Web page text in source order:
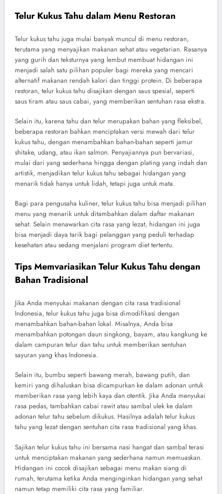
Telur Kukus Tahu dalam Menu Restoran
Telur kukus tahu juga mulai banyak muncul di menu restoran,
terutama yang menyajikan makanan sehat atau vegetarian. Rasanya
yang gurih dan teksturnya yang lembut membuat hidangan ini
menjadi salah satu pilihan populer bagi mereka yang mencari
alternatif makanan rendah kalori dan tinggi protein. Di beberapa
restoran, telur kukus tahu disajikan dengan saus spesial, seperti
saus tiram atau saus cabai, yang memberikan sentuhan rasa ekstra.
Selain itu, karena tahu dan telur merupakan bahan yang fleksibel,
beberapa restoran bahkan menciptakan versi mewah dari telur
kukus tahu, dengan menambahkan bahan-bahan seperti jamur
shitake, udang, atau ikan salmon. Penyajiannya pun bervariasi,
mulai dari yang sederhana hingga dengan plating yang indah dan
artistik, menjadikan telur kukus tahu sebagai hidangan yang
menarik tidak hanya untuk lidah, tetapi juga untuk mata.
Bagi para pengusaha kuliner, telur kukus tahu bisa menjadi pilihan
menu yang menarik untuk ditambahkan dalam daftar makanan
sehat. Selain menawarkan cita rasa yang lezat, hidangan ini juga
bisa menjadi daya tarik bagi pelanggan yang peduli terhadap
kesehatan atau sedang menjalani program diet tertentu.
Tips Memvariasikan Telur Kukus Tahu dengan
Bahan Tradisional
Jika Anda menyukai makanan dengan cita rasa tradisional
Indonesia, telur kukus tahu juga bisa dimodifikasi dengan
menambahkan bahan-bahan lokal. Misalnya, Anda bisa
menambahkan potongan daun singkong, bayam, atau kangkung ke
dalam campuran telur dan tahu untuk memberikan sentuhan
sayuran yang khas Indonesia.
Selain itu, bumbu seperti bawang merah, bawang putih, dan
kemiri yang dihaluskan bisa dicampurkan ke dalam adonan untuk
memberikan rasa yang lebih kaya dan otentik. Jika Anda menyukai
rasa pedas, tambahkan cabai rawit atau sambal ulek ke dalam
adonan telur tahu sebelum dikukus. Hasilnya adalah telur kukus
tahu yang lezat dengan sentuhan cita rasa tradisional yang khas.
Sajikan telur kukus tahu ini bersama nasi hangat dan sambal terasi
untuk menciptakan makanan yang sederhana namun memuaskan.
Hidangan ini cocok disajikan sebagai menu makan siang di
rumah, terutama ketika Anda menginginkan hidangan yang sehat
namun tetap memiliki cita rasa yang familiar.